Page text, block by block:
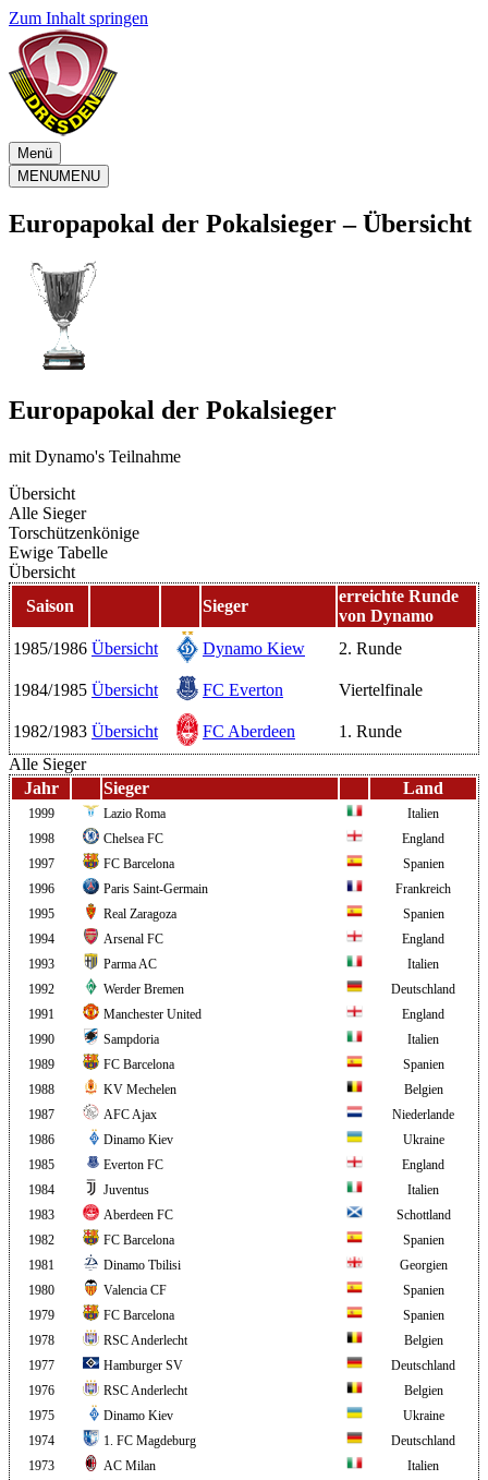
Zum Inhalt springen
Menü
MENUMENU
Europapokal der Pokalsieger – Übersicht
Europapokal der Pokalsieger
mit Dynamo's Teilnahme
Übersicht
Alle Sieger
Torschützenkönige
Ewige Tabelle
Übersicht
Saison
Sieger
erreichte Runde
von Dynamo
1985/1986 Übersicht Dynamo Kiew 2. Runde
1984/1985 Übersicht FC Everton Viertelfinale
1982/1983 Übersicht FC Aberdeen
1. Runde
Alle Sieger
Jahr
Sieger Land
1999 Lazio Roma
Italien
1998
Chelsea FC
England
1997
FC Barcelona
Spanien
1996
Paris Saint-Germain
Frankreich
1995
Real Zaragoza
Spanien
1994
Arsenal FC
England
1993
Parma AC
Italien
1992
Werder Bremen
Deutschland
1991
Manchester United
England
1990
Sampdoria
Italien
1989
FC Barcelona
Spanien
1988
KV Mechelen
Belgien
1987
AFC Ajax
Niederlande
1986
Dinamo Kiev
Ukraine
1985
Everton FC
England
1984
Juventus
Italien
1983
Aberdeen FC
Schottland
1982
FC Barcelona
Spanien
1981
Dinamo Tbilisi
Georgien
1980
Valencia CF
Spanien
1979
FC Barcelona
Spanien
1978
RSC Anderlecht
Belgien
1977
Hamburger SV
Deutschland
1976
RSC Anderlecht
Belgien
1975
Dinamo Kiev
Ukraine
1974
1. FC Magdeburg
Deutschland
1973
AC Milan
Italien